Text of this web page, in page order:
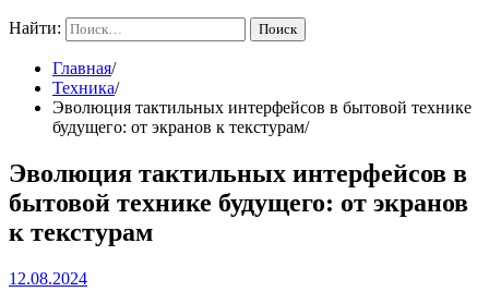
Найти:
Главная
Техника
Эволюция тактильных интерфейсов в бытовой технике
будущего: от экранов к текстурам
Эволюция тактильных интерфейсов в
бытовой технике будущего: от экранов
к текстурам
12.08.2024